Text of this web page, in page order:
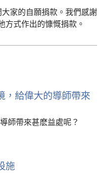
家的自願捐款。我們感謝
方式作出的慷慨捐款。
，給偉大的導師帶來
師帶來甚麽益處呢？
施